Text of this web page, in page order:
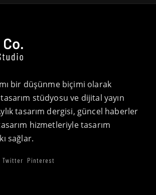
bir düşünme biçimi olarak
stüdyosu ve dijital yayın
tasarım dergisi, güncel haberler
hizmetleriyle tasarım
sağlar.
Twitter Pinterest